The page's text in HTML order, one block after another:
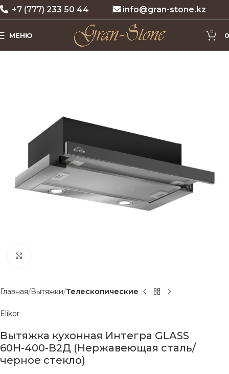
+7 (777) 233 50 44 info@gran-stone.kz
МЕНЮ 0 0
Главная Вытяжки Телескопические
Elikor
Вытяжка кухонная Интегра GLASS
60Н-400-В2Д (Нержавеющая сталь/
черное стекло)